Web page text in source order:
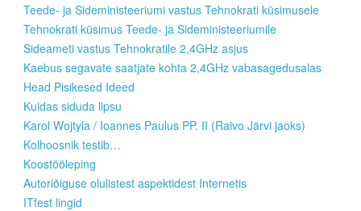
Teede- ja Sideministeeriumi vastus Tehnokrati küsimusele
Tehnokrati küsimus Teede- ja Sideministeeriumile
Sideameti vastus Tehnokratile 2,4GHz asjus
Kaebus segavate saatjate kohta 2,4GHz vabasagedusalas
Head Pisikesed Ideed
Kuidas siduda lipsu
Karol Wojtyla / Ioannes Paulus PP. II (Raivo Järvi jaoks)
Kolhoosnik testib…
Koostööleping
Autoriõiguse olulistest aspektidest Internetis
ITfest lingid